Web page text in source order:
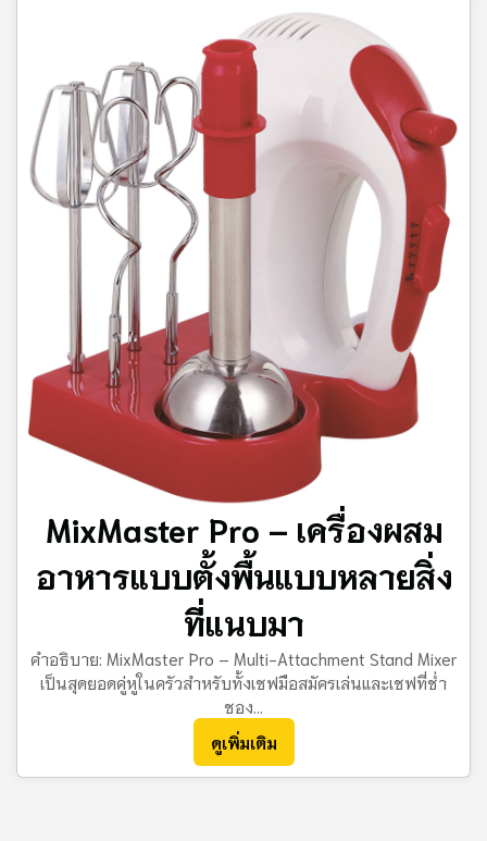
MixMaster Pro – เครื่องผสม
อาหารแบบตั้งพื้นแบบหลายสิ่ง
ที่แนบมา
คำอธิบาย: MixMaster Pro – Multi-Attachment Stand Mixer
เป็นสุดยอดคู่หูในครัวสําหรับทั้งเชฟมือสมัครเล่นและเชฟที่ช่ํา
ชอง...
ดูเพิ่มเติม